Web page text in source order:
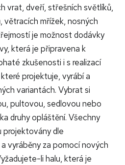
vrat, dveří, střešních světlíků,
větracích mřížek, nosných
je možnost dodávky
která je připravena k
zkušenosti i s realizací
projektuje, vyrábí a
variantách. Vybrat si
pultovou, sedlovou nebo
druhy opláštění. Všechny
projektovány dle
vyráběny za pomocí nových
li halu, která je